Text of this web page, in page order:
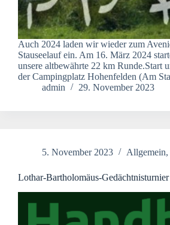
Auch 2024 laden wir wieder zum
Stauseelauf ein. Am 16. März 2024
unsere altbewährte 22 km Runde.Start
der Campingplatz Hohenfelden (Am
admin
29. November 2023
5. November 2023 Allgemein,
Lothar-Bartholomäus-Gedächtnisturnier